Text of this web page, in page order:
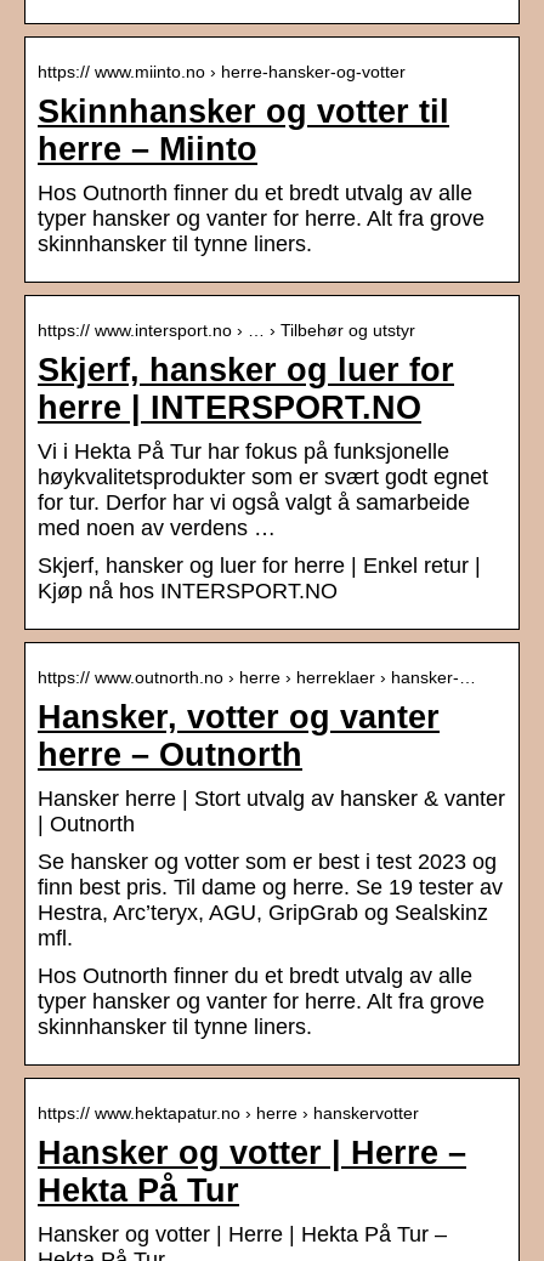
https:// www.miinto.no › herre-hansker-og-votter
Skinnhansker og votter til
herre – Miinto
Hos Outnorth finner du et bredt utvalg av alle
typer hansker og vanter for herre. Alt fra grove
skinnhansker til tynne liners.
https:// www.intersport.no › … › Tilbehør og utstyr
Skjerf, hansker og luer for
herre | INTERSPORT.NO
Vi i Hekta På Tur har fokus på funksjonelle
høykvalitetsprodukter som er svært godt egnet
for tur. Derfor har vi også valgt å samarbeide
med noen av verdens …
Skjerf, hansker og luer for herre | Enkel retur |
Kjøp nå hos INTERSPORT.NO
https:// www.outnorth.no › herre › herreklaer › hansker-…
Hansker, votter og vanter
herre – Outnorth
Hansker herre | Stort utvalg av hansker & vanter
| Outnorth
Se hansker og votter som er best i test 2023 og
finn best pris. Til dame og herre. Se 19 tester av
Hestra, Arc’teryx, AGU, GripGrab og Sealskinz
mfl.
Hos Outnorth finner du et bredt utvalg av alle
typer hansker og vanter for herre. Alt fra grove
skinnhansker til tynne liners.
https:// www.hektapatur.no › herre › hanskervotter
Hansker og votter | Herre –
Hekta På Tur
Hansker og votter | Herre | Hekta På Tur –